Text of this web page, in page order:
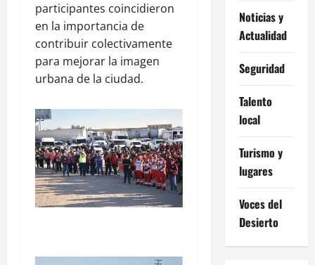
participantes coincidieron
en la importancia de
contribuir colectivamente
para mejorar la imagen
urbana de la ciudad.
Noticias y
Actualidad
Seguridad
Talento
local
Turismo y
lugares
Voces del
Desierto